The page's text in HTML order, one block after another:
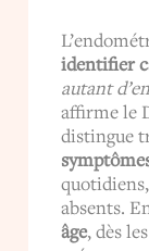
identifier
autant
affirme le
distingue
absents.
âge, dès